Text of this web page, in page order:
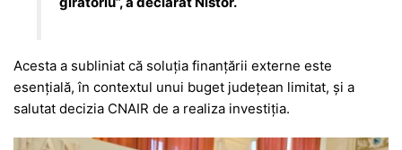
Acesta a subliniat că soluția finanțării externe este
esențială, în contextul unui buget județean limitat, și a
salutat decizia CNAIR de a realiza investiția.